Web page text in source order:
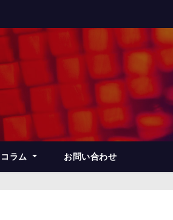
コラム お問い合わせ